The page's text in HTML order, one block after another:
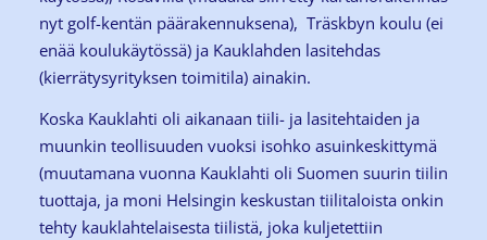
nyt golf-kentän päärakennuksena), Träskbyn koulu (ei
enää koulukäytössä) ja Kauklahden lasitehdas
(kierrätysyrityksen toimitila) ainakin.
Koska Kauklahti oli aikanaan tiili- ja lasitehtaiden ja
muunkin teollisuuden vuoksi isohko asuinkeskittymä
(muutamana vuonna Kauklahti oli Suomen suurin tiilin
tuottaja, ja moni Helsingin keskustan tiilitaloista onkin
tehty kauklahtelaisesta tiilistä, joka kuljetettiin